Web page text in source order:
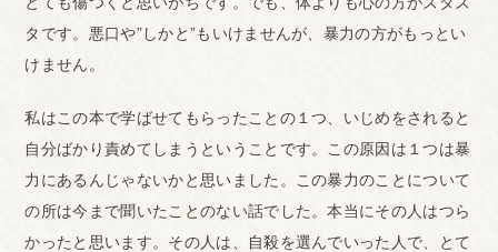
タです。悪口や”しかと”もいけませんが、暴力の方がもっとい
けません。
私はこの本で学ばせてもらったことの１つ、いじめをされると
自分ばかり責めてしまうということです。この原因は１つは暴
力にあるんじゃないかと思いました。この暴力のことについて
の所は今まで聞いたことのない話でした。本当にその人はつら
かったと思います。その人は、自殺を選んでいった人で、とて